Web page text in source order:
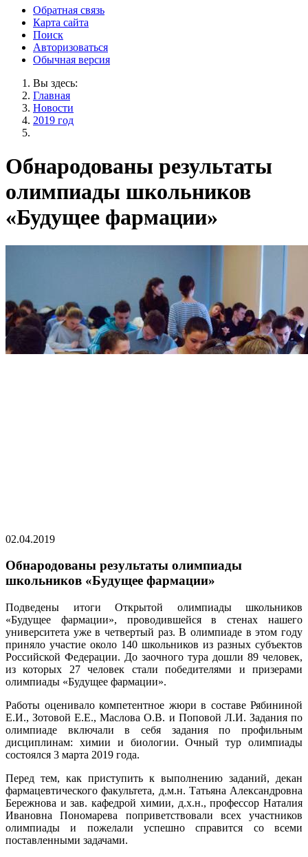
Обратная связь
Карта сайта
Поиск
Авторизоваться
Обычная версия
Вы здесь:
Главная
Новости
2019 год
Обнародованы результаты
олимпиады школьников
«Будущее фармации»
02.04.2019
Обнародованы результаты олимпиады
школьников «Будущее фармации»
Подведены итоги Открытой олимпиады школьников
«Будущее фармации», проводившейся в стенах нашего
университета уже в четвертый раз. В олимпиаде в этом году
приняло участие около 140 школьников из разных субъектов
Российской Федерации. До заочного тура дошли 89 человек,
из которых 27 человек стали победителями и призерами
олимпиады «Будущее фармации».
Работы оценивало компетентное жюри в составе Рябининой
Е.И., Зотовой Е.Е., Маслова О.В. и Поповой Л.И. Задания по
олимпиаде включали в себя задания по профильным
дисциплинам: химии и биологии. Очный тур олимпиады
состоялся 3 марта 2019 года.
Перед тем, как приступить к выполнению заданий, декан
фармацевтического факультета, д.м.н. Татьяна Александровна
Бережнова и зав. кафедрой химии, д.х.н., профессор Наталия
Ивановна Пономарева поприветствовали всех участников
олимпиады и пожелали успешно справится со всеми
поставленными задачами.